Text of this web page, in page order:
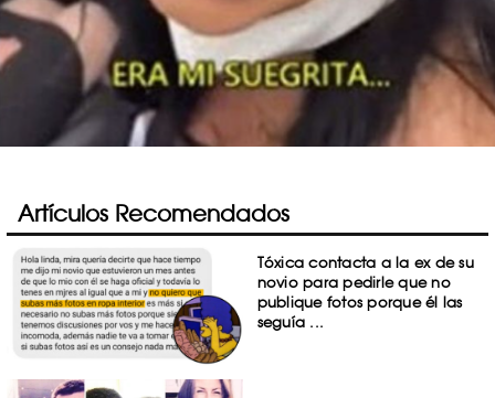
Artículos Recomendados
Tóxica contacta a la ex de su
novio para pedirle que no
publique fotos porque él las
seguía ...